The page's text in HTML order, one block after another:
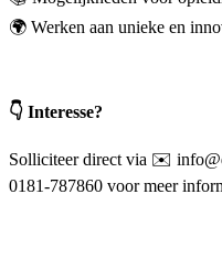
🌍 Werken aan unieke en
👇 Interesse?
Solliciteer direct via ✉️
0181‑787860 voor meer